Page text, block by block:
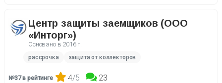
Центр защиты заемщиков (ООО
«Инторг»)
Основано в 2016 г.
рассрочка защита от коллекторов
№37 в рейтинге 4/5 23